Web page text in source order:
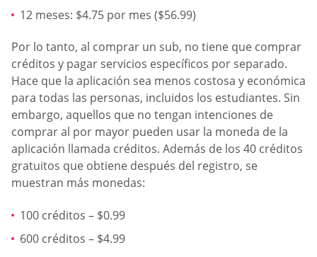
12 meses: $4.75 por mes ($56.99)
Por lo tanto, al comprar un sub, no tiene que comprar
créditos y pagar servicios específicos por separado.
Hace que la aplicación sea menos costosa y económica
para todas las personas, incluidos los estudiantes. Sin
embargo, aquellos que no tengan intenciones de
comprar al por mayor pueden usar la moneda de la
aplicación llamada créditos. Además de los 40 créditos
gratuitos que obtiene después del registro, se
muestran más monedas:
100 créditos – $0.99
600 créditos – $4.99